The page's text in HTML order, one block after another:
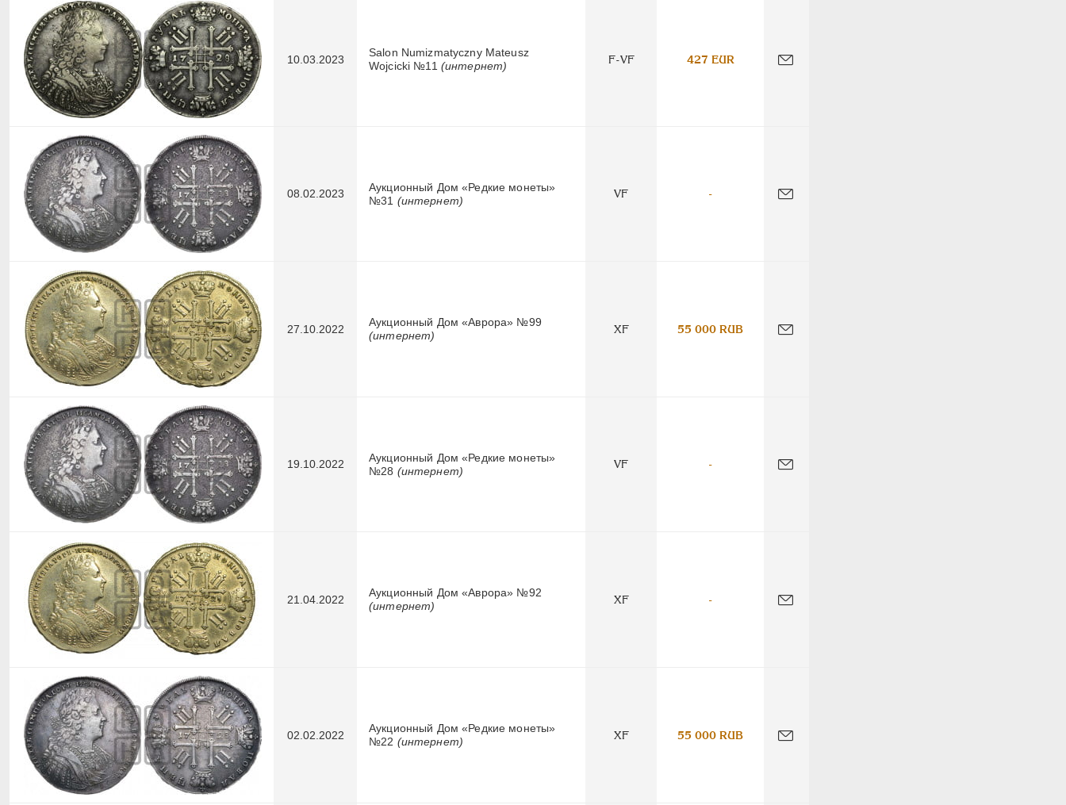
10.03.2023
Salon Numizmatyczny Mateusz
Wojcicki №11 (интернет)
F-VF 427 EUR
08.02.2023
Аукционный Дом «Редкие монеты»
№31 (интернет)
VF -
27.10.2022
Аукционный Дом «Аврора» №99
(интернет)
XF 55 000 RUB
19.10.2022
Аукционный Дом «Редкие монеты»
№28 (интернет)
VF -
21.04.2022
Аукционный Дом «Аврора» №92
(интернет)
XF -
02.02.2022
Аукционный Дом «Редкие монеты»
№22 (интернет)
XF 55 000 RUB